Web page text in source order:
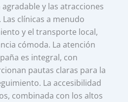
y las atracciones
clínicas a menudo
y el transporte local,
cómoda. La atención
es integral, con
pautas claras para la
La accesibilidad
combinada con los altos